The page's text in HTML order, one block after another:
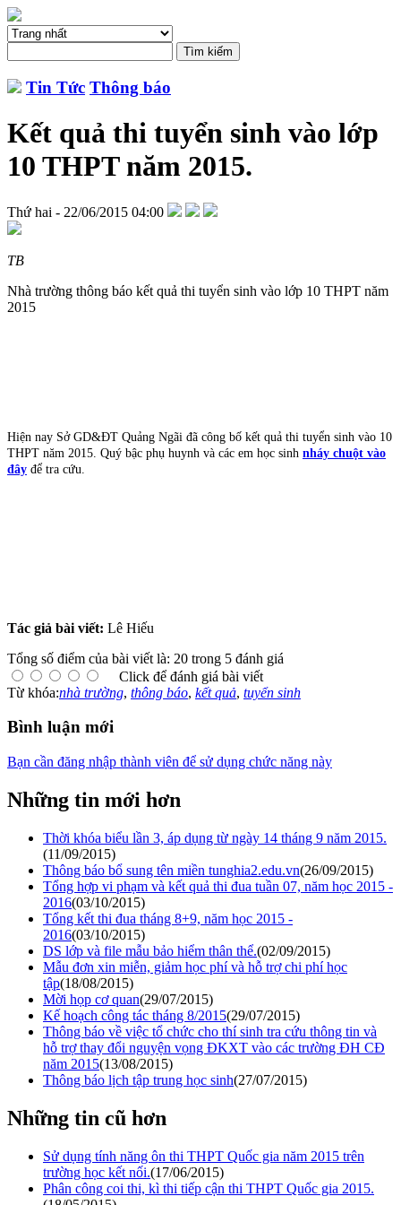
Tin Tức Thông báo
Kết quả thi tuyển sinh vào lớp
10 THPT năm 2015.
Thứ hai - 22/06/2015 04:00
TB
Nhà trường thông báo kết quả thi tuyển sinh vào lớp 10 THPT năm
2015
Hiện nay Sở GD&ĐT Quảng Ngãi đã công bố kết quả thi tuyển sinh vào 10
THPT năm 2015. Quý bậc phụ huynh và các em học sinh nháy chuột vào
đây để tra cứu.
Tác giả bài viết: Lê Hiếu
Tổng số điểm của bài viết là: 20 trong 5 đánh giá
Click để đánh giá bài viết
Từ khóa:nhà trường, thông báo, kết quả, tuyển sinh
Bình luận mới
Bạn cần đăng nhập thành viên để sử dụng chức năng này
Những tin mới hơn
Thời khóa biểu lần 3, áp dụng từ ngày 14 tháng 9 năm 2015.
(11/09/2015)
Thông báo bổ sung tên miền tunghia2.edu.vn(26/09/2015)
Tổng hợp vi phạm và kết quả thi đua tuần 07, năm học 2015 -
2016(03/10/2015)
Tổng kết thi đua tháng 8+9, năm học 2015 -
2016(03/10/2015)
DS lớp và file mẫu bảo hiểm thân thể.(02/09/2015)
Mẫu đơn xin miễn, giảm học phí và hỗ trợ chi phí học
tập(18/08/2015)
Mời họp cơ quan(29/07/2015)
Kế hoạch công tác tháng 8/2015(29/07/2015)
Thông báo về việc tổ chức cho thí sinh tra cứu thông tin và
hỗ trợ thay đổi nguyện vọng ĐKXT vào các trường ĐH CĐ
năm 2015(13/08/2015)
Thông báo lịch tập trung học sinh(27/07/2015)
Những tin cũ hơn
Sử dụng tính năng ôn thi THPT Quốc gia năm 2015 trên
trường học kết nối.(17/06/2015)
Phân công coi thi, kì thi tiếp cận thi THPT Quốc gia 2015.